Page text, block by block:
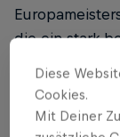
die ein stark
Schweiz die
Kontinents
Diese
Cookies.
Mit Deiner